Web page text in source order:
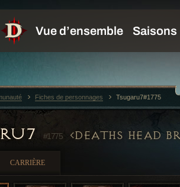
#1775 DEATHS HEAD
CARRIÈRE
Fiches de personnages Tsugaru7#1775